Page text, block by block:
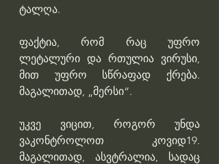
ტალღა.
ფაქტია, რომ რაც უფრო
ლეტალური და რთულია ვირუსი,
მით უფრო სწრაფად ქრება.
მაგალითად, „მერსი“.
უკვე ვიცით, როგორ უნდა
ვაკონტროლოთ კოვიდ19.
მაგალითად, ასვტრალია, სადაც